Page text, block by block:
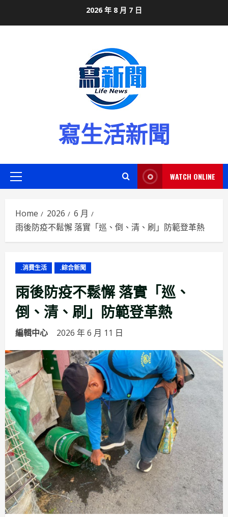
2026 年 8 月 7 日
寫生活新聞
Primary
WATCH ONLINE
Home 2026
6 月
雨後防疫不鬆懈 落實「巡、倒、清、刷」防範登革熱
.消費生活 .綜合新聞
雨後防疫不鬆懈 落實「巡、
倒、清、刷」防範登革熱
編輯中心 2026 年 6 月 11 日